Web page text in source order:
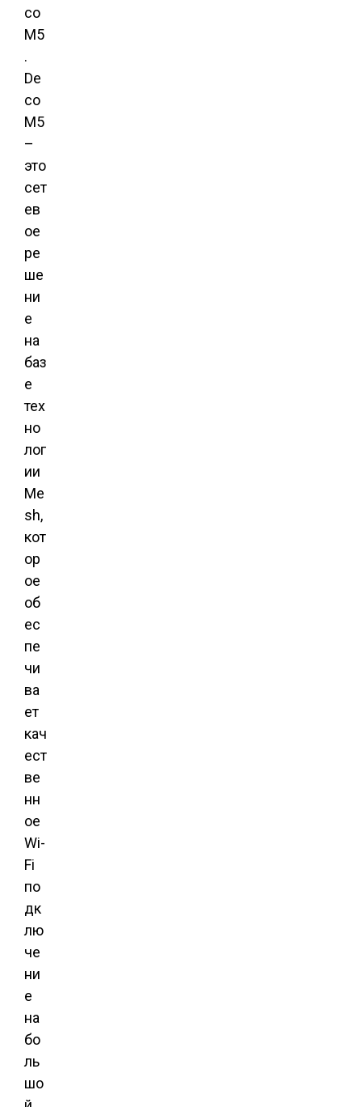
co
M5
.
De
co
M5
–
это
сет
ев
ое
ре
ше
ни
е
на
баз
е
тех
но
лог
ии
Me
sh,
кот
ор
ое
об
ес
пе
чи
ва
ет
кач
ест
ве
нн
ое
Wi-
Fi
по
дк
лю
че
ни
е
на
бо
ль
шо